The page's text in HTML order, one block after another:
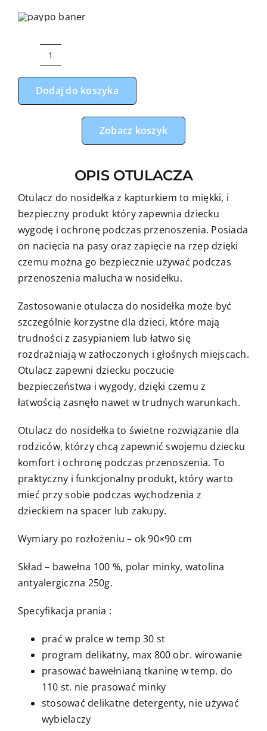
ilość
Otulacz
do
niebieskim
minky
Dodaj do koszyka
Zobacz koszyk
OPIS OTULACZA
Otulacz do nosidełka z kapturkiem to miękki, i
bezpieczny produkt który zapewnia dziecku
wygodę i ochronę podczas przenoszenia. Posiada
on nacięcia na pasy oraz zapięcie na rzep dzięki
czemu można go bezpiecznie używać podczas
przenoszenia malucha w nosidełku.
Zastosowanie otulacza do nosidełka może być
szczególnie korzystne dla dzieci, które mają
trudności z zasypianiem lub łatwo się
rozdrażniają w zatłoczonych i głośnych miejscach.
Otulacz zapewni dziecku poczucie
bezpieczeństwa i wygody, dzięki czemu z
łatwością zasnęło nawet w trudnych warunkach.
Otulacz do nosidełka to świetne rozwiązanie dla
rodziców, którzy chcą zapewnić swojemu dziecku
komfort i ochronę podczas przenoszenia. To
praktyczny i funkcjonalny produkt, który warto
mieć przy sobie podczas wychodzenia z
dzieckiem na spacer lub zakupy.
Wymiary po rozłożeniu – ok 90×90 cm
Skład – bawełna 100 %, polar minky, watolina
antyalergiczna 250g.
Specyfikacja prania :
prać w pralce w temp 30 st
program delikatny, max 800 obr. wirowanie
prasować bawełnianą tkaninę w temp. do
110 st. nie prasować minky
stosować delikatne detergenty, nie używać
wybielaczy